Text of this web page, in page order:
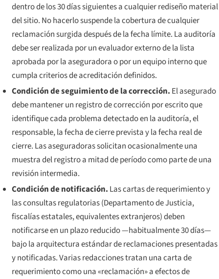
dentro de los 30 días siguientes a cualquier rediseño material
del sitio. No hacerlo suspende la cobertura de cualquier
reclamación surgida después de la fecha límite. La auditoría
debe ser realizada por un evaluador externo de la lista
aprobada por la aseguradora o por un equipo interno que
cumpla criterios de acreditación definidos.
Condición de seguimiento de la corrección. El asegurado
debe mantener un registro de corrección por escrito que
identifique cada problema detectado en la auditoría, el
responsable, la fecha de cierre prevista y la fecha real de
cierre. Las aseguradoras solicitan ocasionalmente una
muestra del registro a mitad de período como parte de una
revisión intermedia.
Condición de notificación. Las cartas de requerimiento y
las consultas regulatorias (Departamento de Justicia,
fiscalías estatales, equivalentes extranjeros) deben
notificarse en un plazo reducido —habitualmente 30 días—
bajo la arquitectura estándar de reclamaciones presentadas
y notificadas. Varias redacciones tratan una carta de
requerimiento como una «reclamación» a efectos de